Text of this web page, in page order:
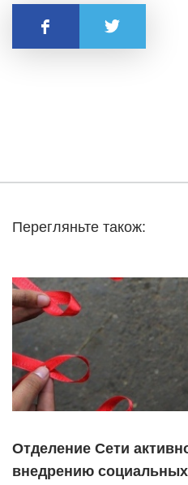
Поделиться
Перегляньте також:
Отделение Сети
внедрению социальных